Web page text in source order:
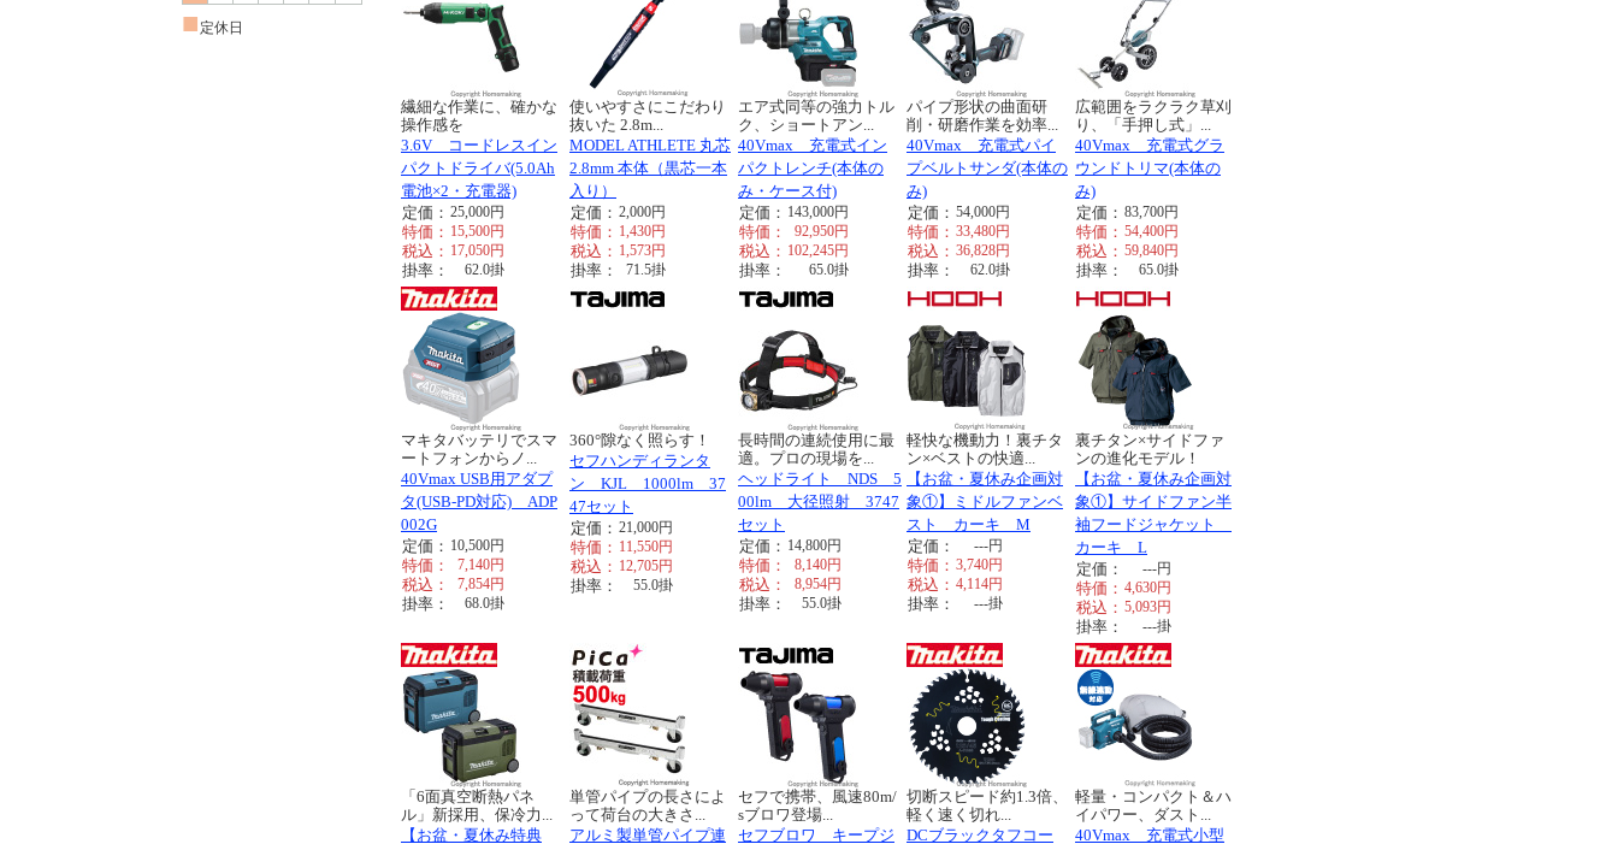
■ 定休日
繊細な作業に、確かな
操作感を
3.6V コードレスイン
パクトドライバ(5.0Ah
電池×2・充電器)
定価： 25,000円
特価： 15,500円
税込： 17,050円
掛率： 62.0掛
使いやすさにこだわり
抜いた 2.8m...
MODEL ATHLETE 丸芯
2.8mm 本体（黒芯一本
入り）
定価： 2,000円
特価： 1,430円
税込： 1,573円
掛率： 71.5掛
エア式同等の強力トル
ク、ショートアン...
40Vmax 充電式イン
パクトレンチ(本体の
み・ケース付)
定価： 143,000円
特価： 92,950円
税込： 102,245円
掛率： 65.0掛
パイプ形状の曲面研
削・研磨作業を効率...
40Vmax 充電式パイ
プベルトサンダ(本体の
み)
定価： 54,000円
特価： 33,480円
税込： 36,828円
掛率： 62.0掛
広範囲をラクラク草刈
り、「手押し式」...
40Vmax 充電式グラ
ウンドトリマ(本体の
み)
定価： 83,700円
特価： 54,400円
税込： 59,840円
掛率： 65.0掛
マキタバッテリでスマ
ートフォンからノ...
40Vmax USB用アダプ
タ(USB-PD対応) ADP
002G
定価： 10,500円
特価： 7,140円
税込： 7,854円
掛率： 68.0掛
360°隙なく照らす！
セフハンディランタ
ン KJL 1000lm 37
47セット
定価： 21,000円
特価： 11,550円
税込： 12,705円
掛率： 55.0掛
長時間の連続使用に最
適。プロの現場を...
ヘッドライト NDS 5
00lm 大径照射 3747
セット
定価： 14,800円
特価： 8,140円
税込： 8,954円
掛率： 55.0掛
軽快な機動力！裏チタ
ン×ベストの快適...
【お盆・夏休み企画対
象①】ミドルファンベ
スト カーキ M
定価：
---円
特価： 3,740円
税込： 4,114円
掛率： ---掛
裏チタン×サイドファ
ンの進化モデル！
【お盆・夏休み企画対
象①】サイドファン半
袖フードジャケット
カーキ L
定価：
---円
特価： 4,630円
税込： 5,093円
掛率： ---掛
「6面真空断熱パネ
ル」新採用、保冷力...
【お盆・夏休み特典
単管パイプの長さによ
って荷台の大きさ...
アルミ製単管パイプ連
セフで携帯、風速80m/
sブロワ登場...
セフブロワ キープジ
切断スピード約1.3倍、
軽く速く切れ...
DCブラックタフコー
軽量・コンパクト＆ハ
イパワー、ダスト...
40Vmax 充電式小型